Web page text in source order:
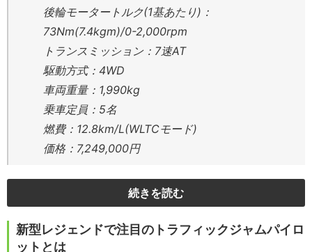
後輪モータートルク(1基あたり)：
73Nm(7.4kgm)/0-2,000rpm
トランスミッション：7速AT
駆動方式：4WD
車両重量：1,990kg
乗車定員：5名
燃費：12.8km/L(WLTCモード)
価格：7,249,000円
続きを読む
新型レジェンドで注目のトラフィックジャムパイロ
ットとは